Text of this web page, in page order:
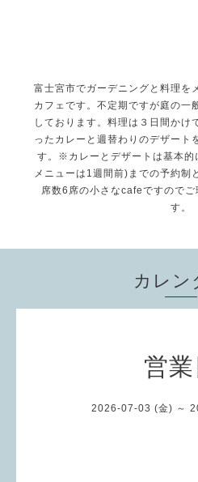
富士宮市でガーデニングと料理を
カフェです。不定期ですが庭の一
しております。料理は３日間かけ
ったカレーと週替わりのデザート
す。※カレーとデザートは基本的
メニューは1週間前)までの予約制
席数6席の小さなcafeですのでご
す。
カレン
営業
2026-07-03 (金) ～